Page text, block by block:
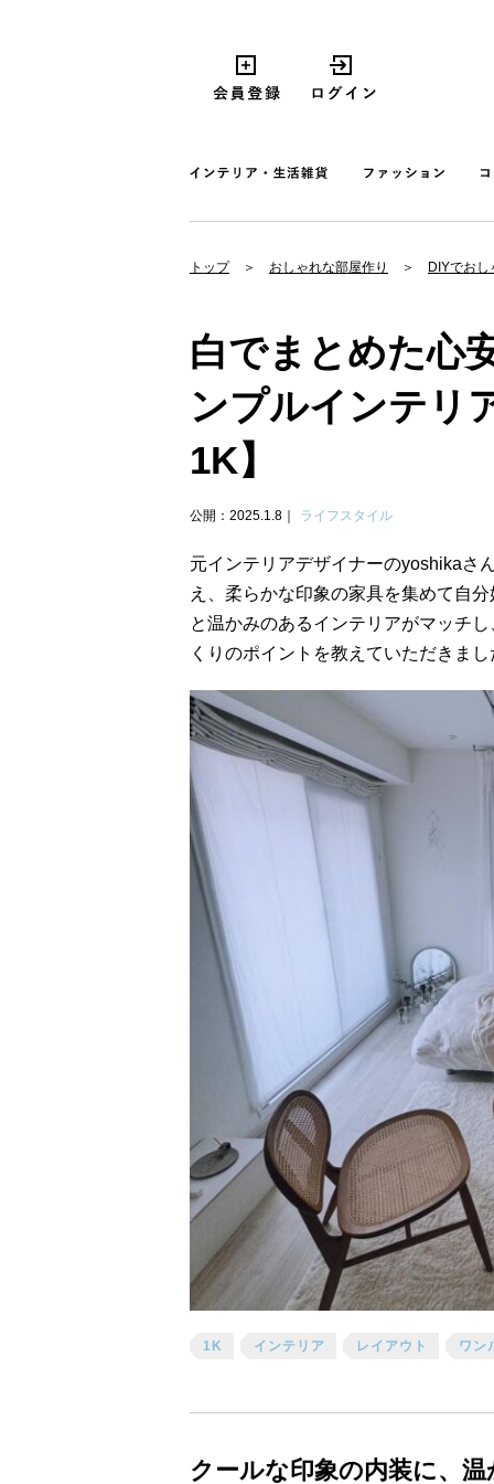
トップ おしゃれな部屋作り DIYでお
白でまとめた心
ンプルインテリ
1K】
公開：2025.1.8 ライフスタイル
元インテリアデザイナーのyoshikaさ
え、柔らかな印象の家具を集めて自
と温かみのあるインテリアがマッチ
くりのポイントを教えていただきまし
1K インテリア レイアウト ワン
クールな印象の内装に、